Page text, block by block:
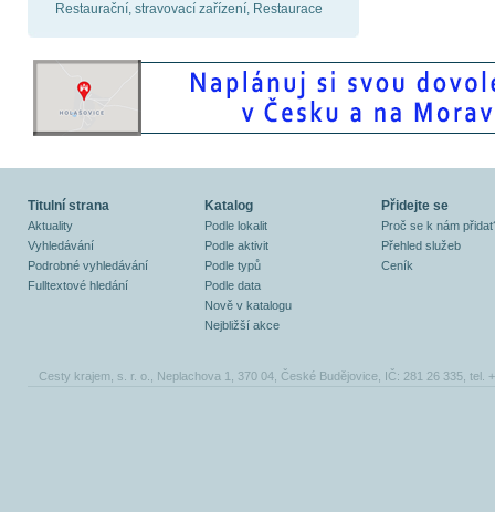
Restaurační, stravovací zařízení, Restaurace
Titulní strana
Aktuality
Vyhledávání
Podrobné vyhledávání
Fulltextové hledání
Katalog
Podle lokalit
Podle aktivit
Podle typů
Podle data
Nově v katalogu
Nejbližší akce
Přidejte se
Proč se k nám
Přehled služeb
Ceník
Cesty krajem, s. r. o., Neplachova 1, 370 04, České Budějovice, IČ: 281 26 335, tel.